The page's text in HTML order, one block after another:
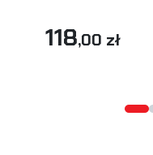
118,00 zł